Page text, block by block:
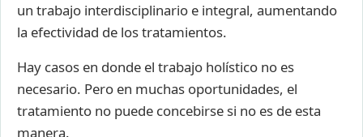
un trabajo interdisciplinario e integral, aumentando
la efectividad de los tratamientos.
Hay casos en donde el trabajo holístico no es
necesario. Pero en muchas oportunidades, el
tratamiento no puede concebirse si no es de esta
manera.